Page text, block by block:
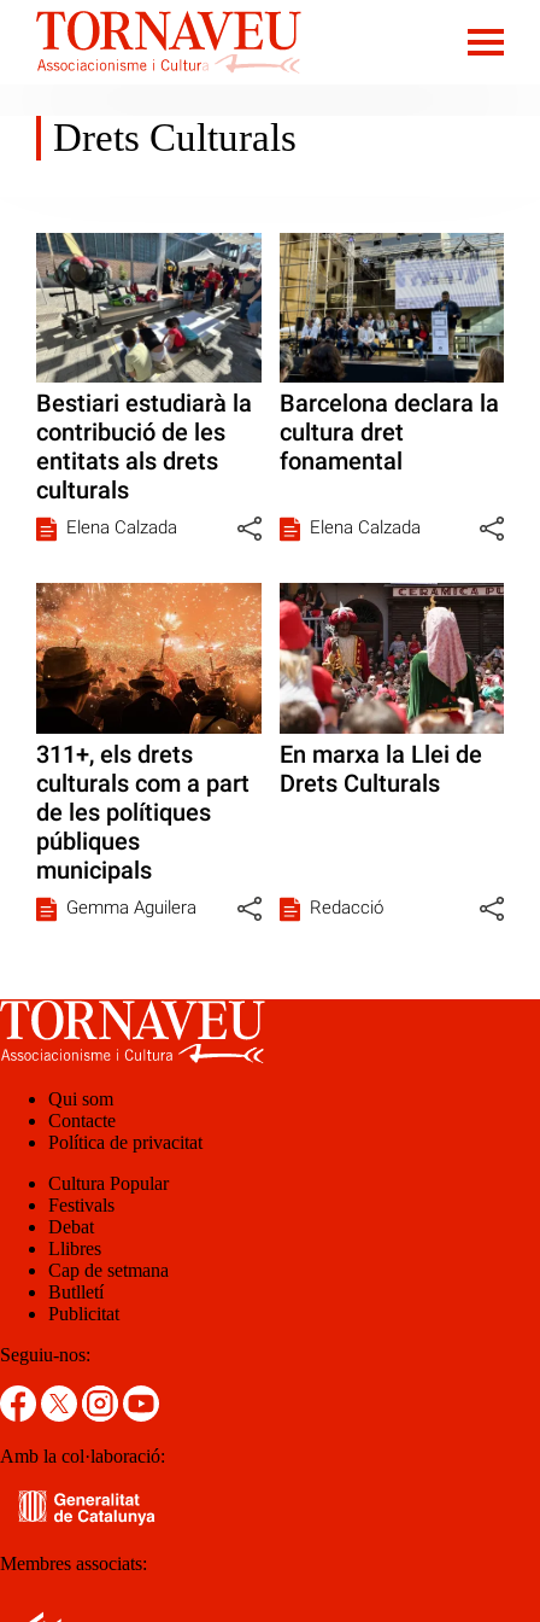
Drets Culturals
Bestiari estudiarà la
contribució de les
entitats als drets
culturals
Elena Calzada
Barcelona declara la
cultura dret
fonamental
Elena Calzada
311+, els drets
culturals com a part
de les polítiques
públiques
municipals
Gemma Aguilera
En marxa la Llei de
Drets Culturals
Redacció
Qui som
Contacte
Política de privacitat
Cultura Popular
Festivals
Debat
Llibres
Cap de setmana
Butlletí
Publicitat
Seguiu-nos:
Amb la col·laboració:
Membres associats: